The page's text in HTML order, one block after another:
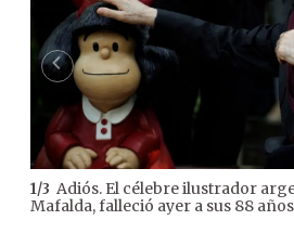
1/3 Adiós. El célebre ilustrador
Mafalda, falleció ayer a sus 88